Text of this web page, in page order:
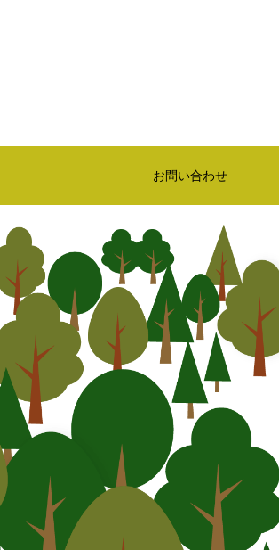
お問い合わせ